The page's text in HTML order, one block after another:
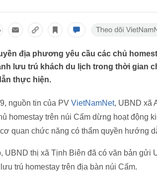
địa phương yêu cầu các chủ
lưu trú khách du lịch trong thời gian
thực hiện.
nguồn tin của PV VietNamNet, UBND xã
homestay trên núi Cấm dừng hoạt động
quan chức năng có thẩm quyền hướng
UBND thị xã Tịnh Biên đã có văn bản gửi
trú homestay trên địa bàn núi Cấm.